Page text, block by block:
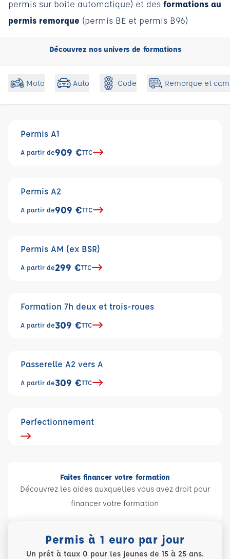
permis sur boite automatique) et des formations au
permis remorque (permis BE et permis B96)
Découvrez nos univers de formations
Moto Auto Code Remorque et
Permis A1
A partir de909 €TTC
Permis A2
A partir de909 €TTC
Permis AM (ex BSR)
A partir de299 €TTC
Formation 7h deux et trois-roues
A partir de309 €TTC
Passerelle A2 vers A
A partir de309 €TTC
Perfectionnement
Faites financer votre formation
Découvrez les aides auxquelles vous avez droit pour
financer votre formation
Permis à 1 euro par jour
Un prêt à taux 0 pour les jeunes de 15 à 25 ans.